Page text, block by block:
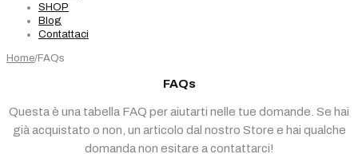
SHOP
Blog
Contattaci
Home/FAQs
FAQs
Questa è una tabella FAQ per aiutarti nelle tue domande. Se hai
già acquistato o non, un articolo dal nostro Store e hai qualche
domanda non esitare a contattarci!